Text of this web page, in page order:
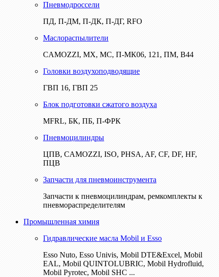
Пневмодроссели
ПД, П-ДМ, П-ДК, П-ДГ, RFO
Маслораспылители
CAMOZZI, МХ, МС, П-МК06, 121, ПМ, В44
Головки воздухоподводящие
ГВП 16, ГВП 25
Блок подготовки сжатого воздуха
MFRL, БК, ПБ, П-ФРК
Пневмоцилиндры
ЦПВ, CAMOZZI, ISO, PHSA, AF, CF, DF, HF,
ПЦВ
Запчасти для пневмоинструмента
Запчасти к пневмоцилиндрам, ремкомплекты к
пневмораспределителям
Промышленная химия
Гидравлические масла Mobil и Esso
Esso Nuto, Esso Univis, Mobil DTE&Excel, Mobil
EAL, Mobil QUINTOLUBRIC, Mobil Hydrofluid,
Mobil Pyrotec, Mobil SHC ...